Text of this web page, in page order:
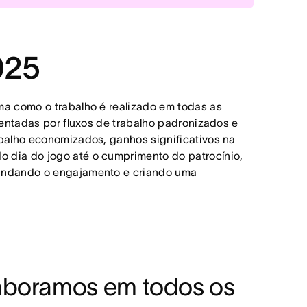
progresso e o alinhamento às
e para as solicitações do
de contexto.
monitoramento de projetos,
e coordenada.
de maior valor.
consistente em toda a organização,
e aprofundando o engajamento
como o trabalho é realizado em todas as
por fluxos de trabalho padronizados e
economizados, ganhos significativos na
dia do jogo até o cumprimento do patrocínio,
o engajamento e criando uma
em todos os